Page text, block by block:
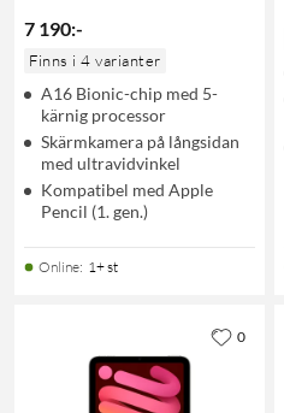
7 190:-
Finns i 4 varianter
A16 Bionic-chip med 5-
kärnig processor
Skärmkamera på långsidan
med ultravidvinkel
Kompatibel med Apple
Pencil (1. gen.)
Online: 1+ st
0